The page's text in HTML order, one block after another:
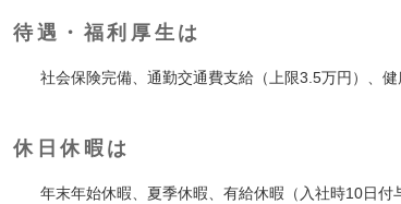
待遇・福利厚生は
社会保険完備、通勤交通費支給（上限3.5万円）、
休日休暇は
年末年始休暇、夏季休暇、有給休暇（入社時10日付